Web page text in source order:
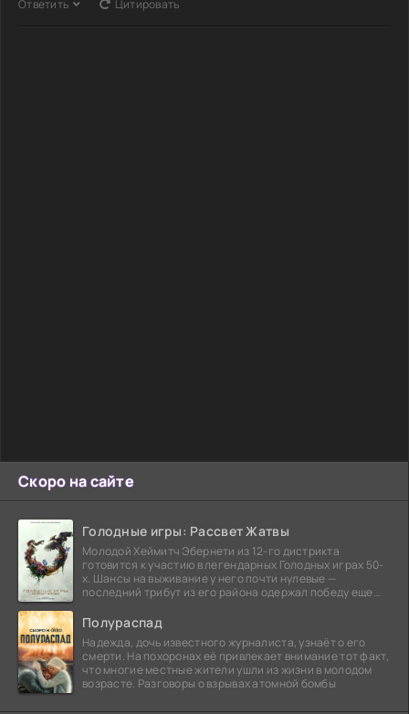
Скоро на сайте
Голодные игры: Рассвет Жатвы
Молодой Хеймитч Эбернети из 12-го дистрикта
готовится к участию в легендарных Голодных играх 50-
х. Шансы на выживание у него почти нулевые —
последний трибут из его района одержал победу еще
Полураспад
Надежда, дочь известного журналиста, узнаёт о его
смерти. На похоронах её привлекает внимание тот факт,
что многие местные жители ушли из жизни в молодом
возрасте. Разговоры о взрывах атомной бомбы
Ответить Цитировать